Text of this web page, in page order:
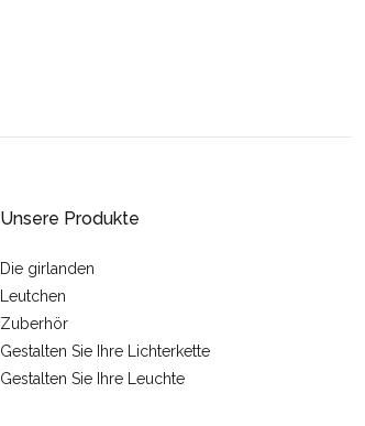
Unsere Produkte
Die girlanden
Leutchen
Zuberhör
Gestalten Sie Ihre Lichterkette
Gestalten Sie Ihre Leuchte